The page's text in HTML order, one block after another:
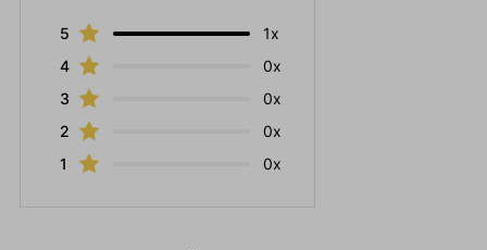
5
1x
4
0x
3
0x
2
0x
1
0x